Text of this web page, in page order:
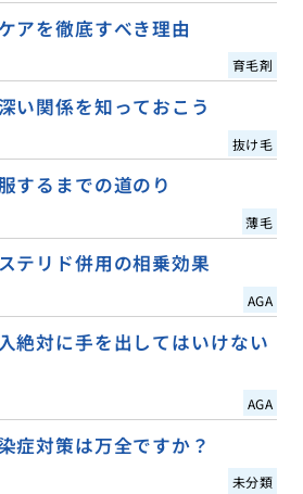
アを徹底すべき理由
育毛剤
い関係を知っておこう
抜け毛
するまでの道のり
薄毛
テリド併用の相乗効果
AGA
絶対に手を出してはいけない
AGA
症対策は万全ですか？
未分類